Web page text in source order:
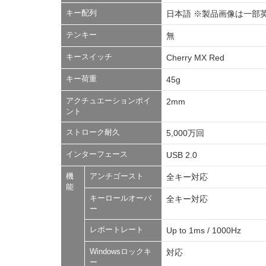
キー配列 日本語 ※製品画像は一部
テンキー 無
キースイッチ Cherry MX Red
キー荷重 45g
アクチュエーションポイ
ント
2mm
ストローク耐久 5,000万回
インターフェース USB 2.0
機
能
アンチゴースト 全キー対応
キーロールオーバ
ー
全キー対応
レポートレート Up to 1ms / 1000Hz
Windowsロックキ
ー
対応